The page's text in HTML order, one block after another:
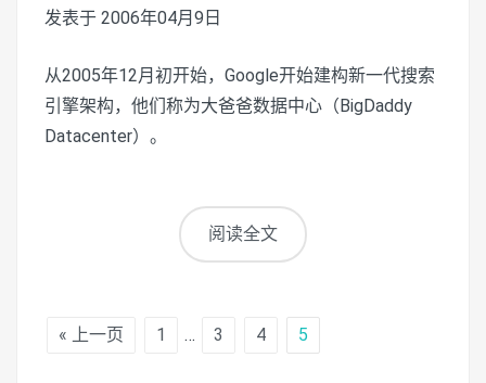
发表于 2006年04月9日
从2005年12月初开始，Google开始建构新一代搜索
引擎架构，他们称为大爸爸数据中心（BigDaddy
Datacenter）。
阅读全文
« 上一页 1 … 3 4 5